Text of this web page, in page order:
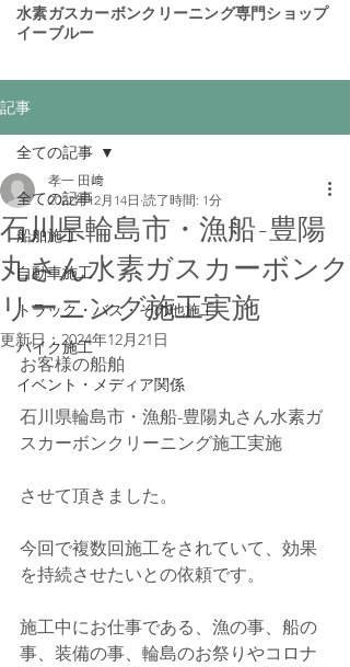
​水素ガスカーボンクリーニング専門ショップ
イーブルー
記事
全ての記事
船舶施工
自動車施工
トラック・バス・その他施工
バイク施工
イベント・メディア関係
全ての記事
石川県輪島市・漁船-豊陽
丸さん水素ガスカーボンク
リーニング施工実施
孝一 田﨑
2022年12月14日 読了時間: 1分
更新日：2024年12月21日
お客様の船舶
石川県輪島市・漁船-豊陽丸さん水素ガ
スカーボンクリーニング施工実施
させて頂きました。
今回で複数回施工をされていて、効果
を持続させたいとの依頼です。
施工中にお仕事である、漁の事、船の
事、装備の事、輪島のお祭りやコロナ